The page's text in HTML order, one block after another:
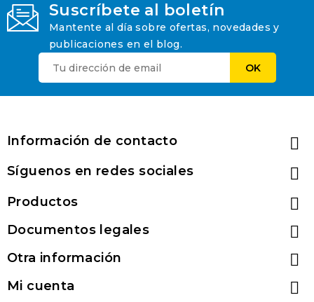
Suscríbete al boletín
Mantente al día sobre ofertas, novedades y
publicaciones en el blog.
Información de contacto 
Síguenos en redes sociales 
Productos 
Documentos legales 
Otra información 
Mi cuenta 